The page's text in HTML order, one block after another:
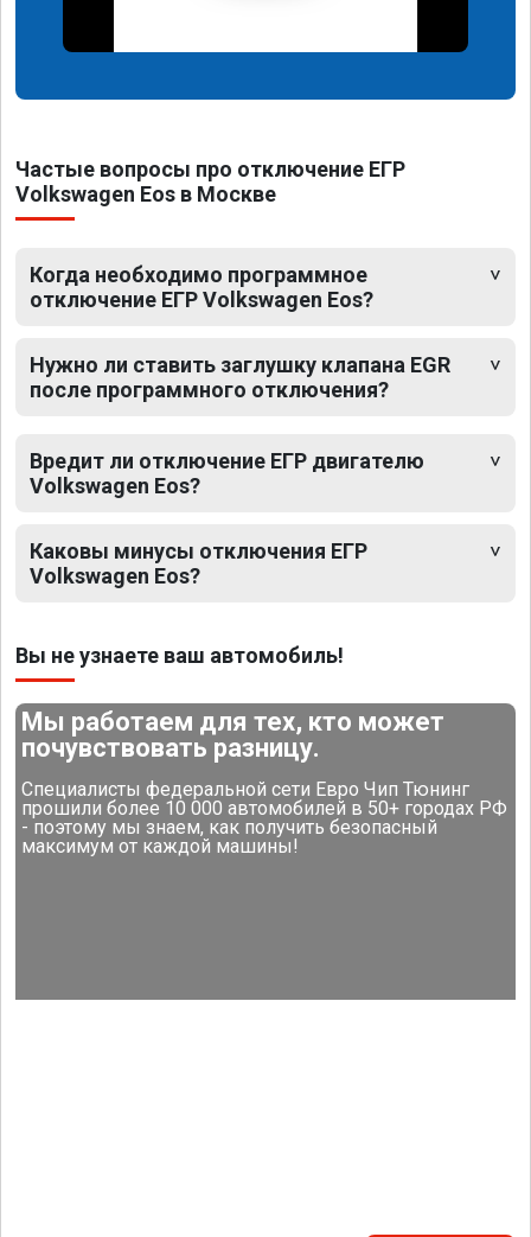
Частые вопросы про отключение ЕГР
Volkswagen Eos в Москве
Когда необходимо программное
отключение ЕГР Volkswagen Eos?
Нужно ли ставить заглушку клапана EGR
после программного отключения?
Вредит ли отключение ЕГР двигателю
Volkswagen Eos?
Каковы минусы отключения ЕГР
Volkswagen Eos?
Вы не узнаете ваш автомобиль!
Мы работаем для тех, кто может
почувствовать разницу.
Специалисты федеральной сети Евро Чип Тюнинг
прошили более 10 000 автомобилей в 50+ городах РФ
- поэтому мы знаем, как получить безопасный
максимум от каждой машины!